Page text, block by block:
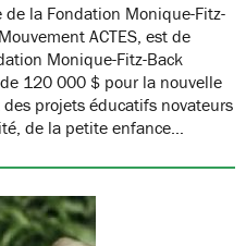
de la Fondation Monique-Fitz-
ACTES, est de
Monique-Fitz-Back
120 000 $ pour la nouvelle
projets éducatifs novateurs
de la petite enfance…